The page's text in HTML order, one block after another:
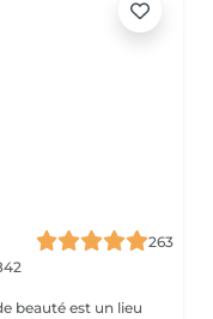
263
beauté est un lieu